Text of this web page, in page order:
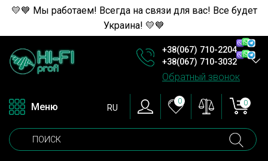
💛💙 Мы работаем! Всегда на связи для вас! Все будет
Украина! 💛💙
+38(067) 710-2204
+38(067) 710-3032
Обратный звонок
Меню RU
0 0